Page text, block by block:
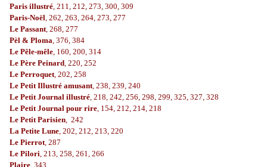
Paris illustré, 211, 212, 273, 300, 309
Paris-Noël, 262, 263, 264, 273, 277
Le Passant, 268, 277
Pèl & Ploma, 376, 384
Le Pêle-mêle, 160, 200, 314
Le Père Peinard, 220, 252
Le Perroquet, 202, 258
Le Petit Illustré amusant, 238, 239, 240
Le Petit Journal illustré, 218, 242, 256, 298, 299, 325, 327, 328
Le Petit Journal pour rire, 154, 212, 214, 218
Le Petit Parisien, 242
La Petite Lune, 202, 212, 213, 220
Le Pierrot, 287
Le Pilori, 213, 258, 261, 266
Plaire, 343